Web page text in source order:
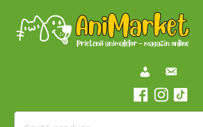
Caută